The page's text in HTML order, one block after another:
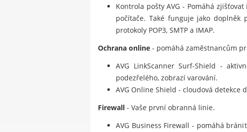
Kontrola pošty AVG - Pomáhá
počítače. Také funguje jako
protokoly POP3, SMTP a IMAP.
Ochrana online - pomáhá zaměstnancům
AVG LinkScanner Surf-Shield -
podezřelého, zobrazí varování.
AVG Online Shield - cloudová
Firewall - Vaše první obranná linie.
AVG Business Firewall - pomáhá